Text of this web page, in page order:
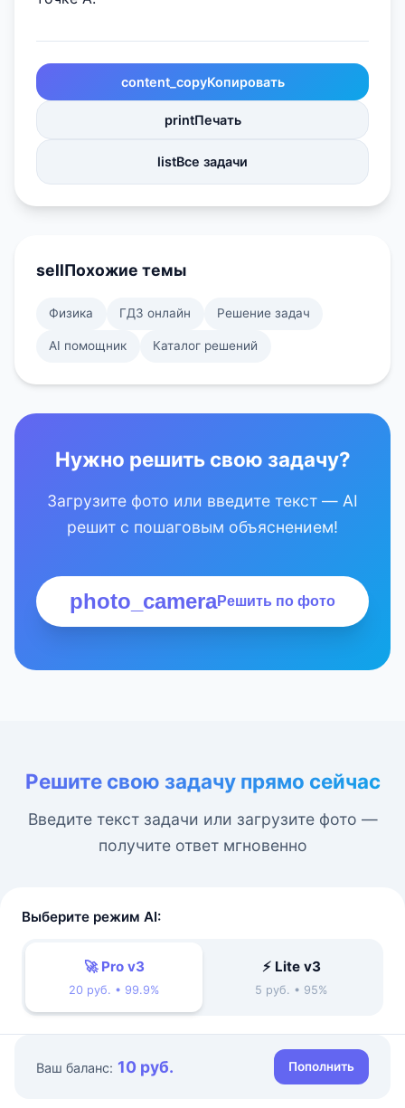
content_copyКопировать
printПечать
listВсе задачи
sellПохожие темы
Физика ГДЗ онлайн Решение задач
AI помощник Каталог решений
Нужно решить свою задачу?
Загрузите фото или введите текст — AI
решит с пошаговым объяснением!
photo_cameraРешить по фото
Решите свою задачу прямо сейчас
Введите текст задачи или загрузите фото —
получите ответ мгновенно
Выберите режим AI:
🚀 Pro v3
20 руб. • 99.9%
⚡ Lite v3
5 руб. • 95%
Ваш баланс: 10 руб. Пополнить